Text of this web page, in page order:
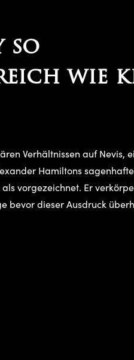
so
wie
Verhältnissen auf Nevis,
Hamiltons
vorgezeichnet. Er
bevor dieser Ausdruck